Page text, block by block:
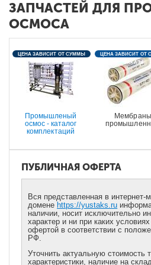
ЗАПЧАСТЕЙ ДЛЯ
ОСМОСА
Промышленый
осмос - каталог
комплектаций
ЦЕНА ЗАВИСИТ ОТ СУММЫ
ЗАКАЗА
Мембраны
ЦЕНА ЗАВИСИТ ОТ
ЗАКАЗА
ПУБЛИЧНАЯ ОФЕРТА
Вся представленная в интернет-
домене https://yustaks.ru
наличии, носит исключительно
характер и ни при каких
офертой в соответствии с
РФ.
Уточнить актуальную стоимость
характеристики, наличие на